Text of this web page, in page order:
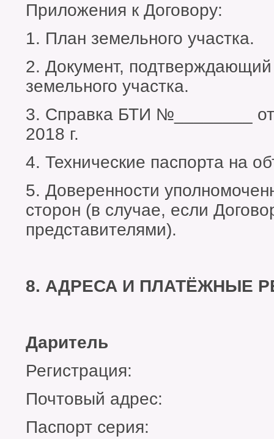
Приложения к Договору:
1. План земельного участка.
2. Документ,
земельного участка.
3. Справка БТИ №________
2018 г.
4. Технические паспорта на
5. Доверенности
сторон (в случае, если
представителями).
8. АДРЕСА И ПЛАТЁЖНЫЕ
Даритель
Регистрация:
Почтовый адрес:
Паспорт серия: